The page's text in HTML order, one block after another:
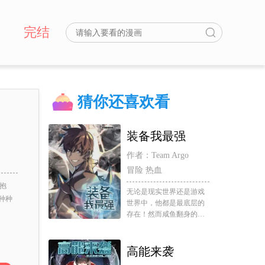
完结
种
猜你还喜欢看
装备我最强
作者：Team Argo
冒险 热血
无论是现实世界还是游戏
世界中，他都是最底层的
存在！然而咸鱼翻身的机
能获得超20亿玩家中唯一
一个成为传说中最强职业
高能来袭